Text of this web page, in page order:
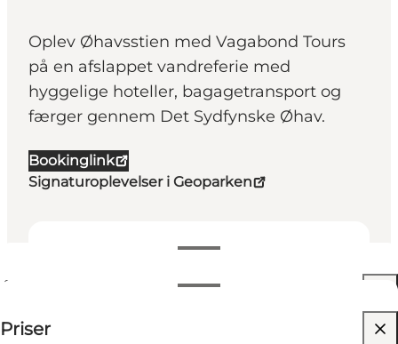
Oplev Øhavsstien med Vagabond Tours
på en afslappet vandreferie med
hyggelige hoteller, bagagetransport og
færger gennem Det Sydfynske Øhav.
Bookinglink
Signaturoplevelser i Geoparken
Filtrér efter måned
Priser